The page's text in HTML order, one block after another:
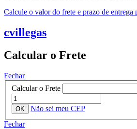
Calcule o valor do frete e prazo de entrega
cvillegas
Calcular o Frete
Fechar
Calcular o Frete
Não sei meu CEP
Fechar